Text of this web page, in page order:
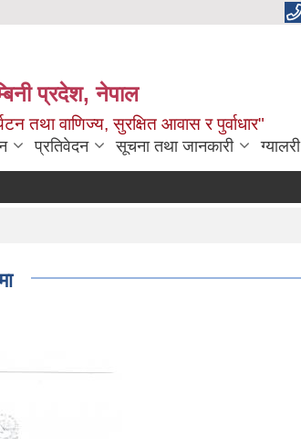
प्रदेश, नेपाल
तथा वाणिज्य, सुरक्षित आवास र पुर्वाधार"
प्रतिवेदन सूचना तथा जानकारी ग्यालरी